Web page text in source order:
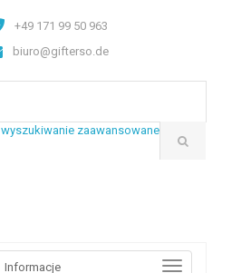
+49 171 99 50 963
biuro@gifterso.de
wyszukiwanie zaawansowane
Informacje